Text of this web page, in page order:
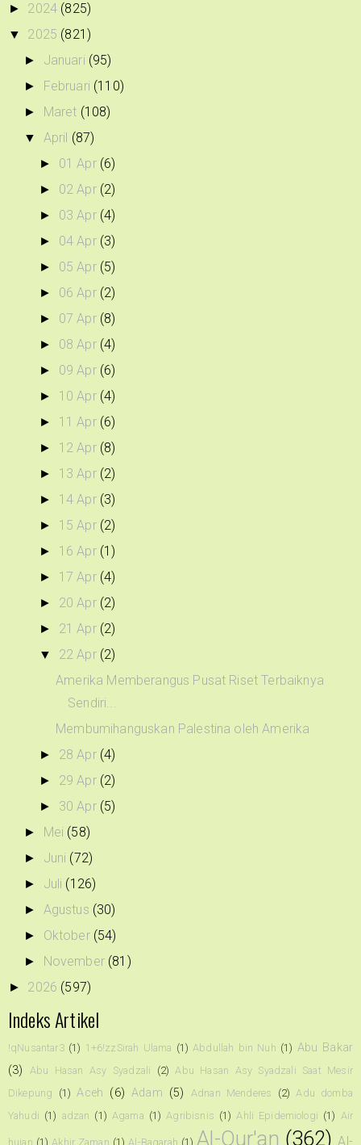
► 2024 (825)
▼ 2025 (821)
► Januari (95)
► Februari (110)
► Maret (108)
▼ April (87)
► 01 Apr (6)
► 02 Apr (2)
► 03 Apr (4)
► 04 Apr (3)
► 05 Apr (5)
► 06 Apr (2)
► 07 Apr (8)
► 08 Apr (4)
► 09 Apr (6)
► 10 Apr (4)
► 11 Apr (6)
► 12 Apr (8)
► 13 Apr (2)
► 14 Apr (3)
► 15 Apr (2)
► 16 Apr (1)
► 17 Apr (4)
► 20 Apr (2)
► 21 Apr (2)
▼ 22 Apr (2)
Amerika Memberangus Pusat Riset Terbaiknya
Sendiri...
Membumihanguskan Palestina oleh Amerika
► 28 Apr (4)
► 29 Apr (2)
► 30 Apr (5)
► Mei (58)
► Juni (72)
► Juli (126)
► Agustus (30)
► Oktober (54)
► November (81)
► 2026 (597)
Indeks Artikel
!qNusantar3 (1) 1+6!zzSirah Ulama (1) Abdullah bin Nuh (1) Abu Bakar
(3)
Abu Hasan Asy Syadzali (2) Abu Hasan Asy Syadzali Saat Mesir
Dikepung
(1) Aceh (6) Adam (5) Adnan Menderes (2) Adu domba
Yahudi (1) adzan (1) Agama (1) Agribisnis (1) Ahli Epidemiologi (1) Air
hujan (1) Akhir Zaman (1) Al-Baqarah (1) Al-Qur'an (362) Al-